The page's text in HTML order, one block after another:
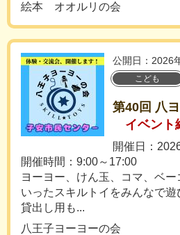
絵本 オオルリの会
公開日：2026
こども
第40回 八
イベント
開催日：
開催時間：9:00～17:00
ヨーヨー、けん玉、コマ、ベ
いったスキルトイをみんなで遊
貸出し用も...
八王子ヨーヨーの会